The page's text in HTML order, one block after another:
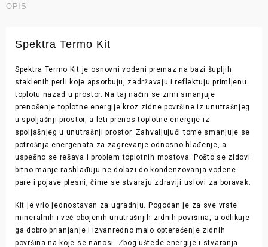
OPIS
Spektra Termo Kit
Spektra Termo Kit je osnovni vodeni premaz na bazi šupljih
staklenih perli koje apsorbuju, zadržavaju i reflektuju primljenu
toplotu nazad u prostor. Na taj način se zimi smanjuje
prenošenje toplotne energije kroz zidne površine iz unutrašnjeg
u spoljašnji prostor, a leti prenos toplotne energije iz
spoljašnjeg u unutrašnji prostor. Zahvaljujući tome smanjuje se
potrošnja energenata za zagrevanje odnosno hlađenje, a
uspešno se rešava i problem toplotnih mostova. Pošto se zidovi
bitno manje rashlađuju ne dolazi do kondenzovanja vodene
pare i pojave plesni, čime se stvaraju zdraviji uslovi za boravak.
Kit je vrlo jednostavan za ugradnju. Pogodan je za sve vrste
mineralnih i već obojenih unutrašnjih zidnih površina, a odlikuje
ga dobro prianjanje i izvanredno malo opterećenje zidnih
površina na koje se nanosi. Zbog uštede energije i stvaranja